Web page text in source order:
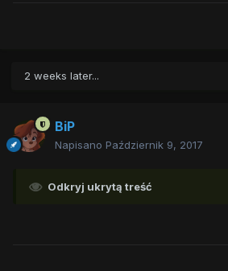
2 weeks later...
BiP
Napisano Październik 9, 2017
Odkryj ukrytą treść